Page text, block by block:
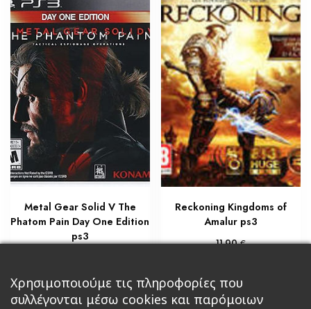
Metal Gear Solid V The
Phatom Pain Day One Edition
ps3
Προσθήκη στο καλάθι
Reckoning Kingdoms of
Amalur ps3
11,90€
Χρησιμοποιούμε τις πληροφορίες που
συλλέγονται μέσω cookies και παρόμοιων